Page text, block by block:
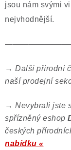
jsou nám svými
nejvhodnější.
→ Další přírodní
naší prodejní
→ Nevybrali jste
spřízněný eshop
českých
nabídku «